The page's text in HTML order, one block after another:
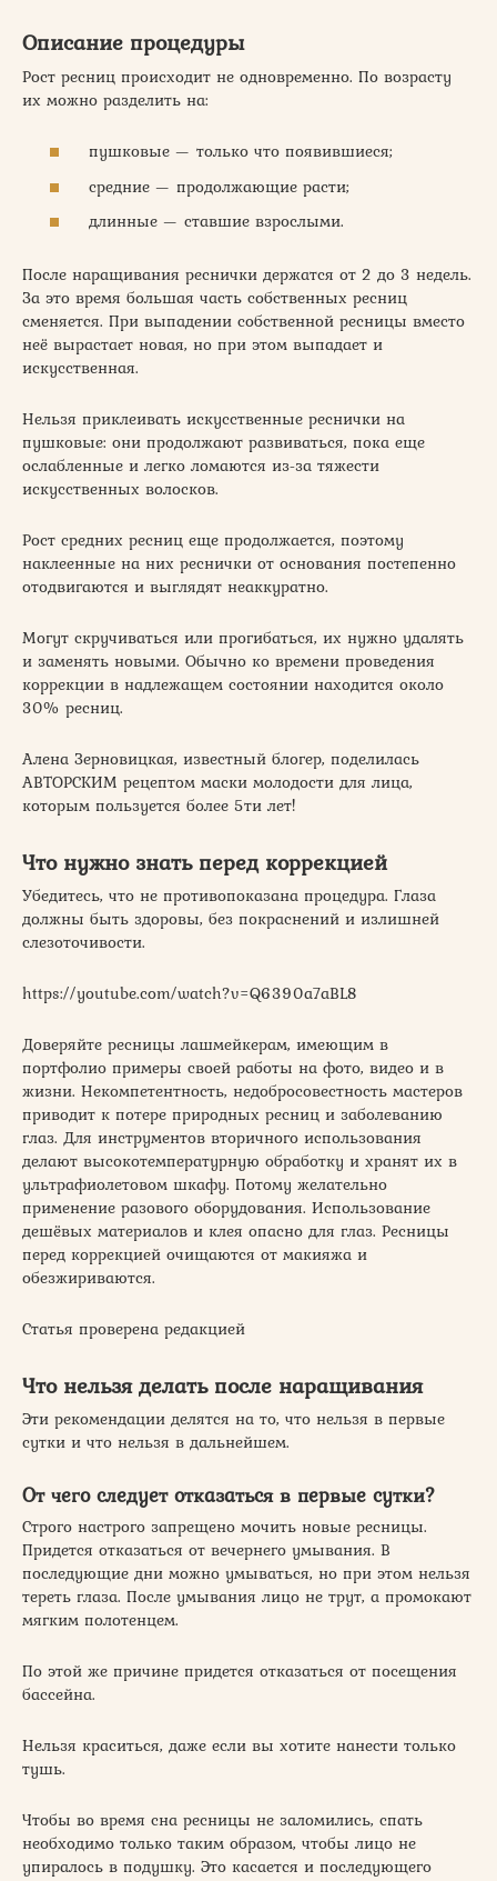
Описание процедуры
Рост ресниц происходит не одновременно. По возрасту
их можно разделить на:
пушковые — только что появившиеся;
средние — продолжающие расти;
длинные — ставшие взрослыми.
После наращивания реснички держатся от 2 до 3 недель.
За это время большая часть собственных ресниц
сменяется. При выпадении собственной ресницы вместо
неё вырастает новая, но при этом выпадает и
искусственная.
Нельзя приклеивать искусственные реснички на
пушковые: они продолжают развиваться, пока еще
ослабленные и легко ломаются из-за тяжести
искусственных волосков.
Рост средних ресниц еще продолжается, поэтому
наклеенные на них реснички от основания постепенно
отодвигаются и выглядят неаккуратно.
Могут скручиваться или прогибаться, их нужно удалять
и заменять новыми. Обычно ко времени проведения
коррекции в надлежащем состоянии находится около
30% ресниц.
Алена Зерновицкая, известный блогер, поделилась
АВТОРСКИМ рецептом маски молодости для лица,
которым пользуется более 5ти лет!
Что нужно знать перед коррекцией
Убедитесь, что не противопоказана процедура. Глаза
должны быть здоровы, без покраснений и излишней
слезоточивости.
https://youtube.com/watch?v=Q6390a7aBL8
Доверяйте ресницы лашмейкерам, имеющим в
портфолио примеры своей работы на фото, видео и в
жизни. Некомпетентность, недобросовестность мастеров
приводит к потере природных ресниц и заболеванию
глаз. Для инструментов вторичного использования
делают высокотемпературную обработку и хранят их в
ультрафиолетовом шкафу. Потому желательно
применение разового оборудования. Использование
дешёвых материалов и клея опасно для глаз. Ресницы
перед коррекцией очищаются от макияжа и
обезжириваются.
Статья проверена редакцией
Что нельзя делать после наращивания
Эти рекомендации делятся на то, что нельзя в первые
сутки и что нельзя в дальнейшем.
От чего следует отказаться в первые сутки?
Строго настрого запрещено мочить новые ресницы.
Придется отказаться от вечернего умывания. В
последующие дни можно умываться, но при этом нельзя
тереть глаза. После умывания лицо не трут, а промокают
мягким полотенцем.
По этой же причине придется отказаться от посещения
бассейна.
Нельзя краситься, даже если вы хотите нанести только
тушь.
Чтобы во время сна ресницы не заломились, спать
необходимо только таким образом, чтобы лицо не
упиралось в подушку. Это касается и последующего